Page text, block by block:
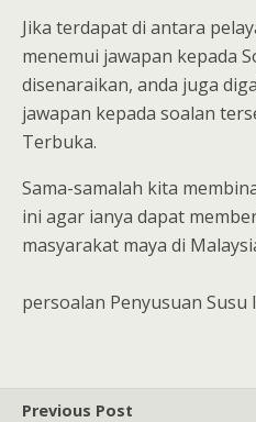
Jika terdapat di antara
menemui jawapan kepada
disenaraikan, anda juga
jawapan kepada soalan
Terbuka.
Sama-samalah kita
ini agar ianya dapat
masyarakat maya di
persoalan Penyusuan Susu
Previous Post